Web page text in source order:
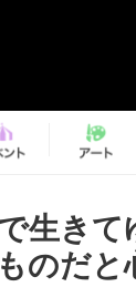
きて
のだ